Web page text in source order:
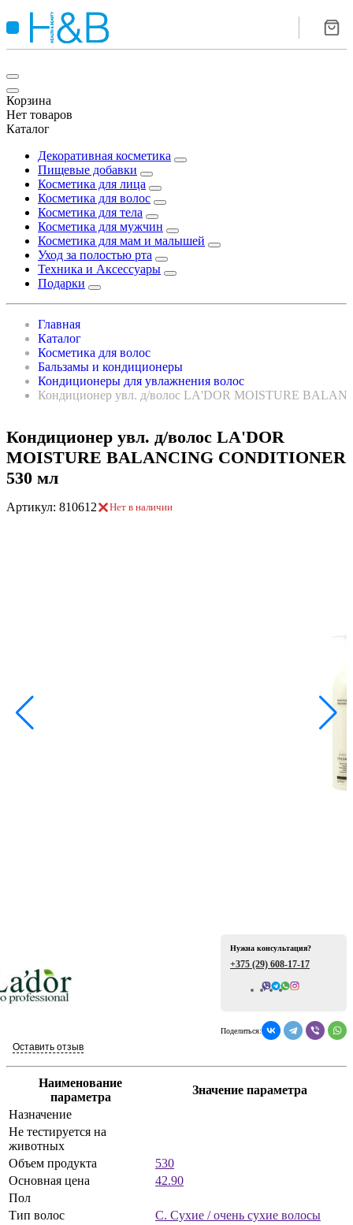
Корзина
Нет товаров
Каталог
Декоративная косметика
Пищевые добавки
Косметика для лица
Косметика для волос
Косметика для тела
Косметика для мужчин
Косметика для мам и малышей
Уход за полостью рта
Техника и Аксессуары
Подарки
Главная
Каталог
Косметика для волос
Бальзамы и кондиционеры
Кондиционеры для увлажнения волос
Кондиционер увл. д/волос LA'DOR MOISTURE
Кондиционер увл. д/волос LA'DOR
MOISTURE BALANСING CONDITIONER
530 мл
Артикул: 810612 Нет в наличии
Всего отзывов: 0
Оставить отзыв
Нужна консультация?
+375 (29) 608-17-17
Поделиться:
Наименование
параметра
Значение параметра
Назначение
Не тестируется на
животных
Объем продукта
530
Основная цена
42.90
Пол
Тип волос
C. Сухие / очень сухие волосы